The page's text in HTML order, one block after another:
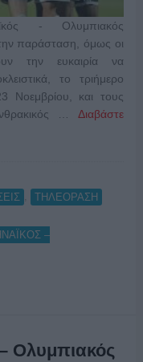
- Ολυμπιακός
παράσταση, όμως οι
την ευκαιρία να
το τριήμερο
Νοεμβρίου, και τους
…Διαβάστε
ΤΗΛΕΟΡΑΣΗ
–
Ολυμπιακός